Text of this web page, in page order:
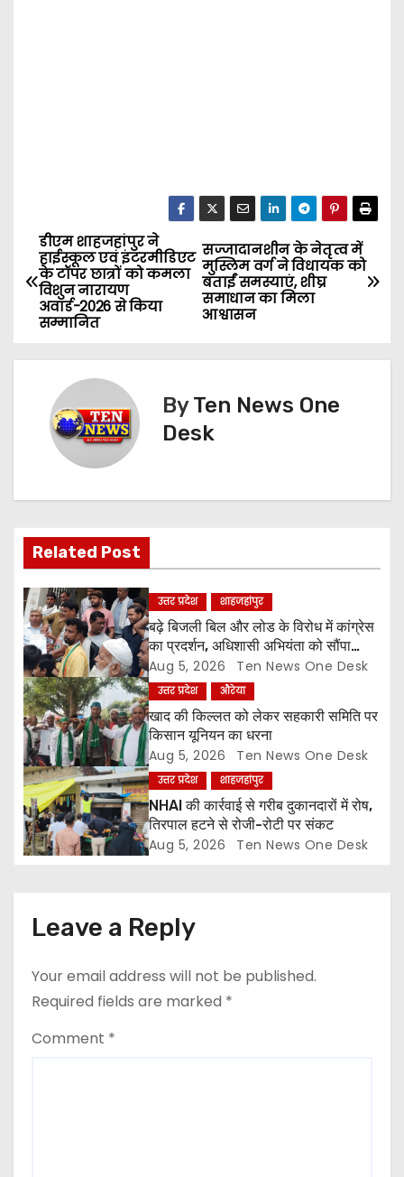
P
o
s
t
g
a
t
i
o
n
सज्जादानशीन के नेतृत्व में
मुस्लिम वर्ग ने विधायक को
बताईं समस्याएं, शीघ्र
समाधान का मिला
आश्वासन
डीएम शाहजहांपुर ने
हाईस्कूल एवं इंटरमीडिएट
के टॉपर छात्रों को कमला
विशुन नारायण
अवार्ड-2026 से किया
सम्मानित
ByTen News One
Desk
Related Post
उत्तर प्रदेश शाहजहांपुर
बढ़े बिजली बिल और लोड के विरोध में कांग्रेस
का प्रदर्शन, अधिशासी अभियंता को सौंपा
ज्ञापन
Aug 5, 2026 Ten News One Desk
उत्तर प्रदेश औरेया
खाद की किल्लत को लेकर सहकारी समिति पर
किसान यूनियन का धरना
Aug 5, 2026 Ten News One Desk
उत्तर प्रदेश शाहजहांपुर
NHAI की कार्रवाई से गरीब दुकानदारों में रोष,
तिरपाल हटने से रोजी-रोटी पर संकट
Aug 5, 2026 Ten News One Desk
Leave a Reply
Your email address will not be published.
Required fields are marked *
Comment *